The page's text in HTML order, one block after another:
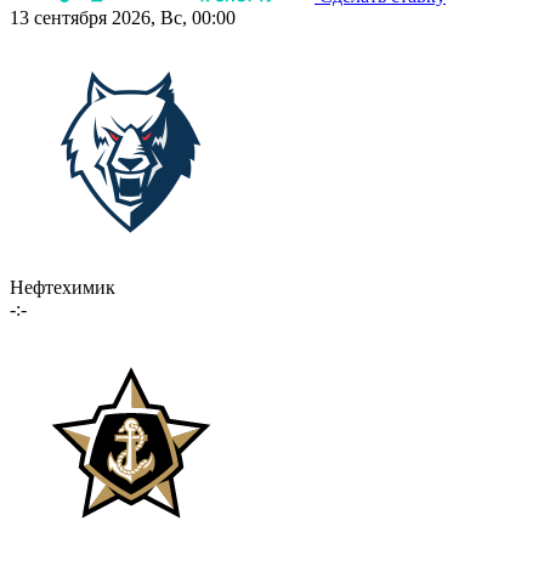
13 сентября 2026, Вс, 00:00
Нефтехимик
-:-